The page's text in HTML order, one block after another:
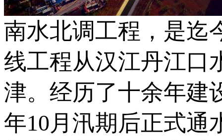
南水北调工程，是迄
线工程从汉江丹江口
津。经历了十余年建
年10月汛期后正式通